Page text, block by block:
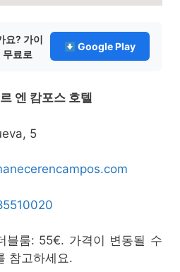
요? 가이
료로
Google Play
엔 캄포스 호텔
5
블룸: 55€. 가격이 변동될 수
참고하세요.